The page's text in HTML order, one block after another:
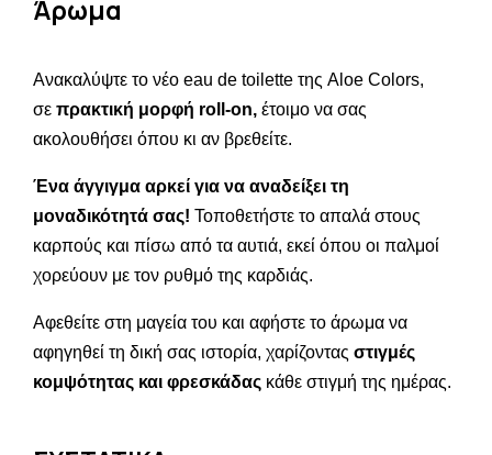
Άρωμα
Ανακαλύψτε το νέο eau de toilette της Aloe Colors,
σε πρακτική μορφή roll-on, έτοιμο να σας
ακολουθήσει όπου κι αν βρεθείτε.
Ένα άγγιγμα αρκεί για να αναδείξει τη
μοναδικότητά σας! Τοποθετήστε το απαλά στους
καρπούς και πίσω από τα αυτιά, εκεί όπου οι παλμοί
χορεύουν με τον ρυθμό της καρδιάς.
Αφεθείτε στη μαγεία του και αφήστε το άρωμα να
αφηγηθεί τη δική σας ιστορία, χαρίζοντας στιγμές
κομψότητας και φρεσκάδας κάθε στιγμή της ημέρας.